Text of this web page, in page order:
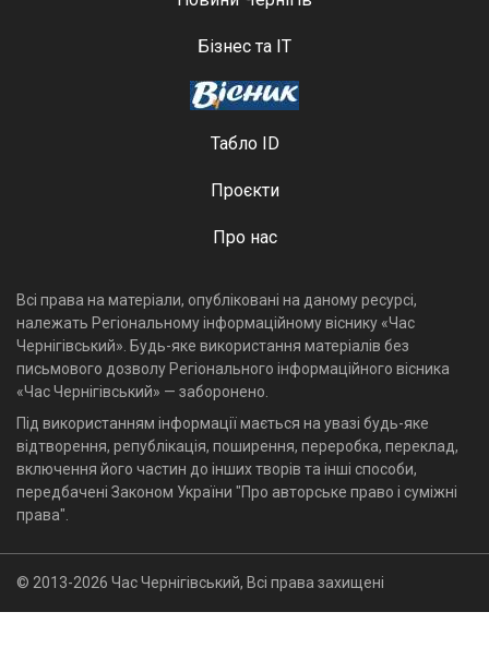
Бізнес та ІТ
Табло ID
Проєкти
Про нас
Всі права на матеріали, опубліковані на даному ресурсі,
належать Регіональному інформаційному віснику «Час
Чернігівський». Будь-яке використання матеріалів без
письмового дозволу Регіонального інформаційного вісника
«Час Чернігівський» — заборонено.
Під використанням інформації мається на увазі будь-яке
відтворення, републікація, поширення, переробка, переклад,
включення його частин до інших творів та інші способи,
передбачені Законом України "Про авторське право і суміжні
права".
© 2013-2026 Час Чернігівський, Всі права захищені